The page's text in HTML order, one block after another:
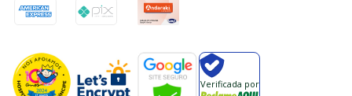
Verificada por